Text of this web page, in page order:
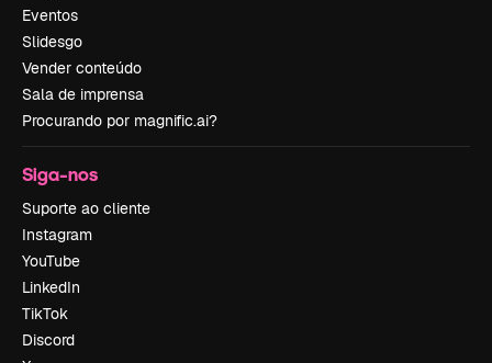
Eventos
Slidesgo
Vender conteúdo
Sala de imprensa
Procurando por magnific.ai?
Siga-nos
Suporte ao cliente
Instagram
YouTube
LinkedIn
TikTok
Discord